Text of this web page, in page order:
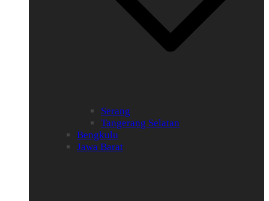
Serang
Tangerang Selatan
Bengkulu
Jawa Barat